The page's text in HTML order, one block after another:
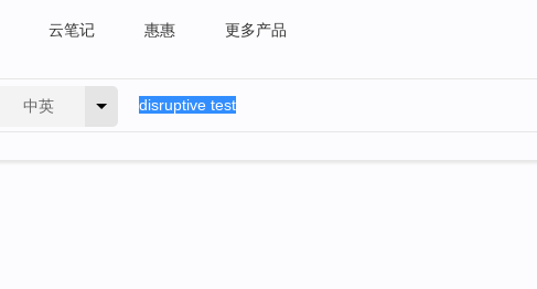
云笔记 惠惠 更多产品
中英